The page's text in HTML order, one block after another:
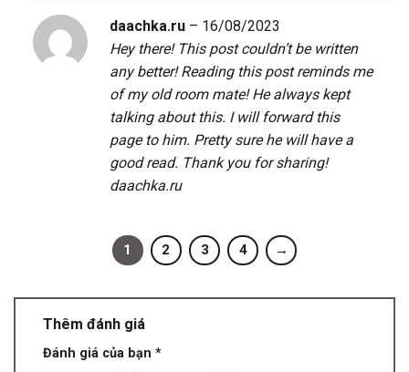
daachka.ru – 16/08/2023
Hey there! This post couldn’t be written
any better! Reading this post reminds me
of my old room mate! He always kept
talking about this. I will forward this
page to him. Pretty sure he will have a
good read. Thank you for sharing!
daachka.ru
1 2 3 4 →
Thêm đánh giá
Đánh giá của bạn *